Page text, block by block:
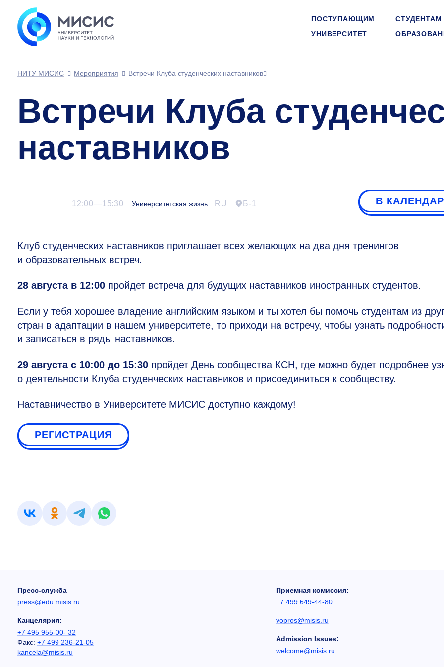
ПОСТУПАЮЩИМ СТУДЕНТАМ
УНИВЕРСИТЕТ
НИТУ МИСИС
Мероприятия Встречи Клуба студенческих наставников
Встречи Клуба
наставников
12:00—15:30 Университетская жизнь RU Б-1 В
Клуб студенческих наставников приглашает всех желающих на два дня тренингов
и образовательных встреч.
28 августа в 12:00 пройдет встреча для будущих наставников иностранных студентов.
Если у тебя хорошее владение английским языком и ты хотел бы помочь студентам из
стран в адаптации в нашем университете, то приходи на встречу, чтобы узнать
и записаться в ряды наставников.
29 августа с 10:00 до 15:30 пройдет День сообщества КСН, где можно будет подробнее
о деятельности Клуба студенческих наставников и присоединиться к сообществу.
Наставничество в Университете МИСИС доступно каждому!
РЕГИСТРАЦИЯ
Пресс-служба
press@edu.misis.ru
Канцелярия:
+7 495 955-00- 32
Факс: +7 499 236-21-05
kancela@misis.ru
Приемная комиссия:
+7 499 649-44-80
vopros@misis.ru
Admission Issues:
welcome@misis.ru